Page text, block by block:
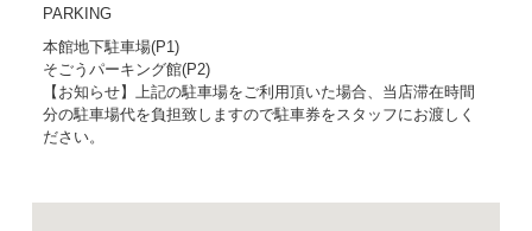
PARKING
本館地下駐車場(P1)
そごうパーキング館(P2)
【お知らせ】上記の駐車場をご利用頂いた場合、当店滞在時間
分の駐車場代を負担致しますので駐車券をスタッフにお渡しく
ださい。